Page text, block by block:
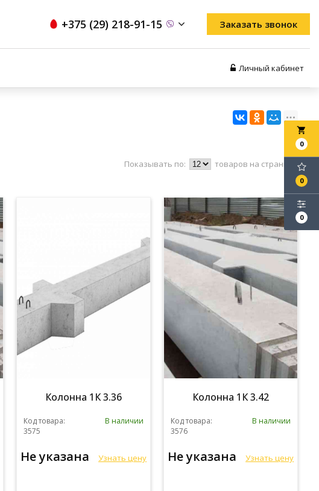
+375 (29) 218-91-15 Заказать звонок
Личный кабинет
local_grocery_store
0
0
0
Показывать по: товаров на странице
Колонна 1К 3.36
Код товара:
3575
В наличии
Не указана Узнать цену
Колонна 1К 3.42
Код товара:
3576
В наличии
Не указана Узнать цену